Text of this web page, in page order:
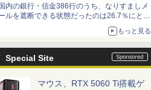
内の銀行・信金386行のうち、なりすましメ
ルを遮断できる状態だったのは26.7％にとど
る～GMOブランドセキュリティ調査
もっと見る
Special Site
マウス、RTX 5060 Ti搭載ゲ